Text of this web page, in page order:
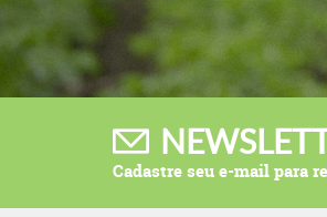
Cadastre seu e-mail para